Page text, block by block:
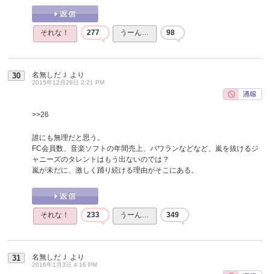
それな！ 277 うーん… 98
30 名無しだＪ より
2015年12月29日 2:21 PM
>>26
誰にも無理だと思う。
FC会員数、音楽ソフトの年間売上、パワランなどなど、嵐を抜けるジ
ャニーズのタレントはもう出ないのでは？
嵐が未だに、激しく踊り続ける理由がそこにある。
それな！ 233 うーん… 349
31 名無しだＪ より
2016年1月3日 4:16 PM